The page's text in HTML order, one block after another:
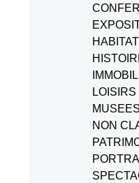
HABITAT
LOISIRS
MUSEES
NON